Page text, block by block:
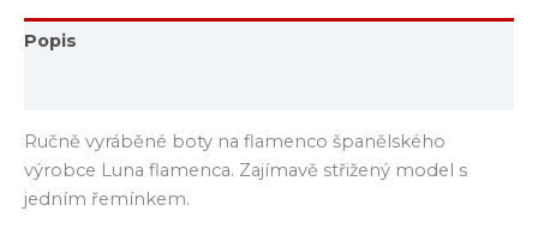
Popis
Ručně vyráběné boty na flamenco španělského
výrobce Luna flamenca. Zajímavě střižený model s
jedním řemínkem.